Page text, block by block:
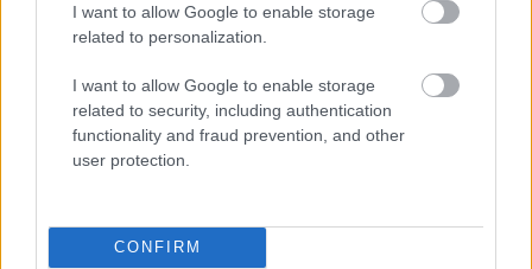
I want to allow Google to enable storage
related to personalization.
I want to allow Google to enable storage
related to security, including authentication
functionality and fraud prevention, and other
user protection.
CONFIRM
vállalatvezető Jeff Bezos garázsában alapított és
online könyvesboltként indult Seattle-székhelyű
Amazon. Több szektor ellátási láncát alakította át, és
hamarosan a 3D nyomtatásra is…